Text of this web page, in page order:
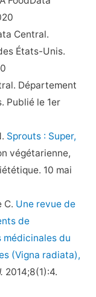
Central.
États-Unis.
Département
Publié le 1er
Sprouts : Super,
végétarienne,
10 mai
C. Une revue de
de
du
(Vigna radiata),
2014;8(1):4.